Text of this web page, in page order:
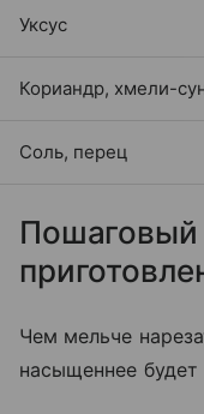
Уксус
Кориандр, хмели-
Соль, перец
Пошаговый
Чем мельче
насыщеннее будет